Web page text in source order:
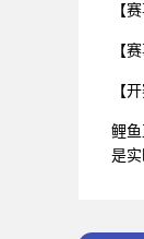
【
【
【
鲤
是